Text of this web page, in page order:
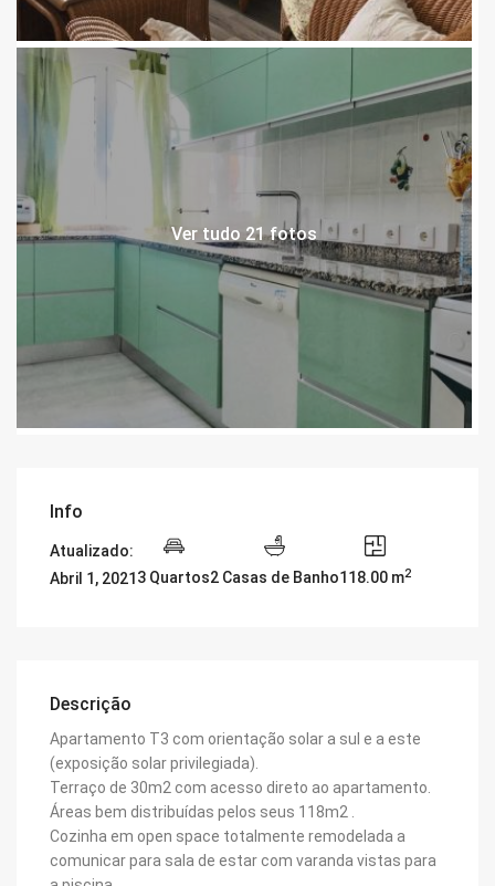
Ver tudo 21 fotos
Info
Atualizado:
Abril 1, 2021 3 Quartos2 Casas de Banho118.00 m2
Descrição
Apartamento T3 com orientação solar a sul e a este
(exposição solar privilegiada).
Terraço de 30m2 com acesso direto ao apartamento.
Áreas bem distribuídas pelos seus 118m2 .
Cozinha em open space totalmente remodelada a
comunicar para sala de estar com varanda vistas para